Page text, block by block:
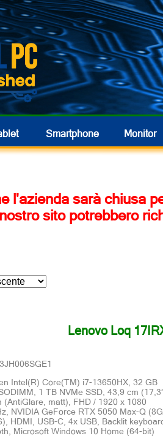
Smartphone Monitor
l'azienda sarà chiusa
sito potrebbero
Lenovo Loq
Intel(R) Core(TM) i7-13650HX, 32 GB
1 TB NVMe SSD, 43,9 cm
(AntiGlare, matt), FHD / 1920 x 1080
NVIDIA GeForce RTX 5050 Max-Q
HDMI, USB-C, 4x USB, Backlit
Microsoft Windows 10 Home (64-bit)